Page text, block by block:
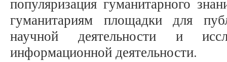
популяризация гуманитарного
гуманитариям площадки для
научной деятельности и
информационной деятельности.